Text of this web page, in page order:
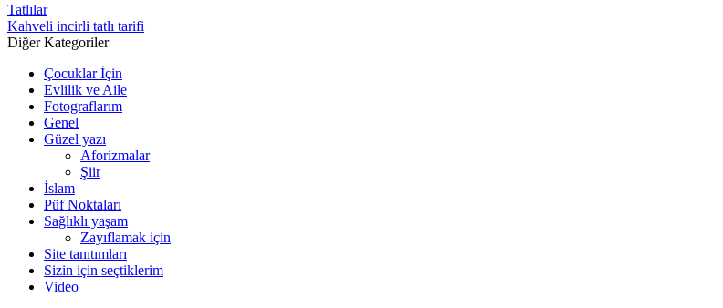
Tatlılar
Kahveli incirli tatlı tarifi
Diğer Kategoriler
Çocuklar İçin
Evlilik ve Aile
Fotograflarım
Genel
Güzel yazı
Aforizmalar
Şiir
İslam
Püf Noktaları
Sağlıklı yaşam
Zayıflamak için
Site tanıtımları
Sizin için seçtiklerim
Video